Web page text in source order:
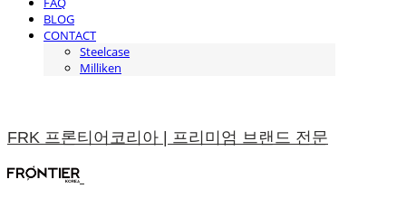
BLOG
CONTACT
Steelcase
Milliken
FRK 프론티어코리아 | 프리미엄 브랜드 전문